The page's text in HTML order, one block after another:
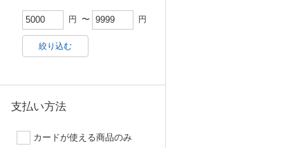
円 〜 円
絞り込む
支払い方法
カードが使える商品のみ